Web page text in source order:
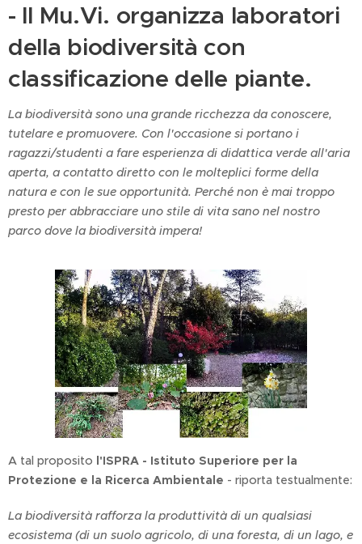
- ll Mu.Vi. organizza laboratori
della biodiversità con
classificazione delle piante.
La biodiversità sono una grande ricchezza da conoscere,
tutelare e promuovere. Con l'occasione si portano i
ragazzi/studenti a fare esperienza di didattica verde all'aria
aperta, a contatto diretto con le molteplici forme della
natura e con le sue opportunità. Perché non è mai troppo
presto per abbracciare uno stile di vita sano nel nostro
parco dove la biodiversità impera!
A tal proposito l'ISPRA - Istituto Superiore per la
Protezione e la Ricerca Ambientale - riporta testualmente:
La biodiversità rafforza la produttività di un qualsiasi
ecosistema (di un suolo agricolo, di una foresta, di un lago, e